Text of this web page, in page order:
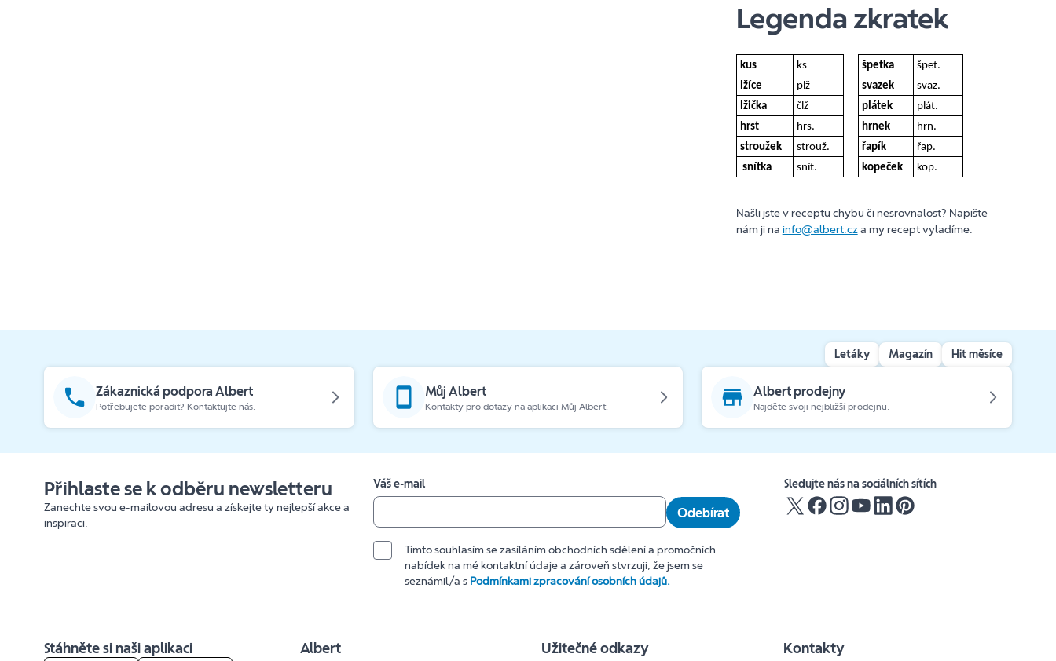
Legenda zkratek
kus ks špetka
špet.
lžíce
plž svazek
svaz.
lžička
člž plátek
plát.
hrst
hrs. hrnek
hrn.
stroužek
strouž. řapík
řap.
snítka
snít. kopeček kop.
Našli jste v receptu chybu či nesrovnalost? Napište
nám ji na info@albert.cza my recept vyladíme.
Letáky Magazín Hit měsíce
Zákaznická podpora Albert
Potřebujete poradit? Kontaktujte nás.
Můj Albert
Kontakty pro dotazy na aplikaci Můj Albert.
Albert prodejny
Najděte svoji nejbližší prodejnu.
Přihlaste se k odběru newsletteru
Zanechte svou e-mailovou adresu a získejte ty nejlepší akce a
inspiraci.
Váš e-mail
Odebírat
Tímto souhlasím se zasíláním obchodních sdělení a promočních
nabídek na mé kontaktní údaje a zároveň stvrzuji, že jsem se
seznámil/a s Podmínkami zpracování osobních údajů.
Sledujte nás na sociálních sítích
Stáhněte si naši aplikaci Albert Užitečné odkazy Kontakty